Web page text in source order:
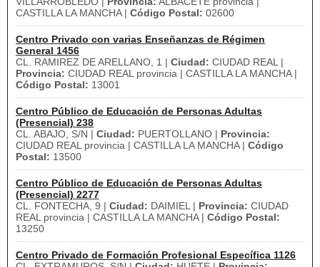
CASTILLA LA MANCHA | Código Postal: 02600
Centro Privado con varias Enseñanzas de Régimen
General 1456
CL. RAMIREZ DE ARELLANO, 1 | Ciudad: CIUDAD REAL |
Provincia: CIUDAD REAL provincia | CASTILLA LA MANCHA |
Código Postal: 13001
Centro Público de Educación de Personas Adultas
(Presencial) 238
CL. ABAJO, S/N | Ciudad: PUERTOLLANO | Provincia:
CIUDAD REAL provincia | CASTILLA LA MANCHA | Código
Postal: 13500
Centro Público de Educación de Personas Adultas
(Presencial) 2277
CL. FONTECHA, 9 | Ciudad: DAIMIEL | Provincia: CIUDAD
REAL provincia | CASTILLA LA MANCHA | Código Postal:
13250
Centro Privado de Formación Profesional Específica 1126